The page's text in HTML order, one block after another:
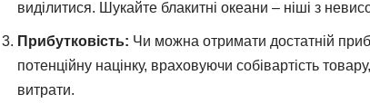
виділитися. Шукайте блакитні океани – ніші з
Прибутковість: Чи можна отримати достатній
потенційну націнку, враховуючи собівартість
витрати.